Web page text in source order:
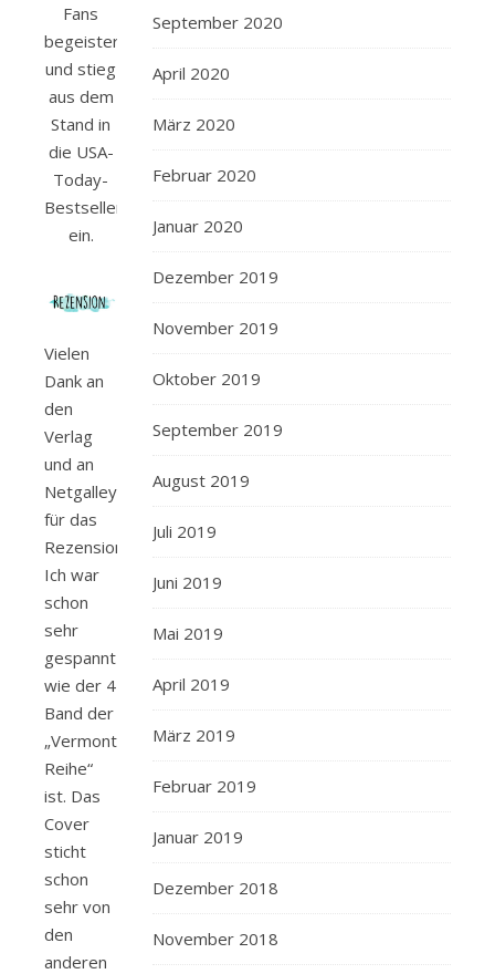
Fans
begeistern
und stieg
aus dem
Stand in
die USA-
Today-
Bestsellerliste
ein.
Vielen
Dank an
den
Verlag
und an
Netgalley
für das
Rezensionsexemplar.
Ich war
schon
sehr
gespannt
wie der 4
Band der
„Vermont
Reihe“
ist. Das
Cover
sticht
schon
sehr von
den
anderen
September 2020
April 2020
März 2020
Februar 2020
Januar 2020
Dezember 2019
November 2019
Oktober 2019
September 2019
August 2019
Juli 2019
Juni 2019
Mai 2019
April 2019
März 2019
Februar 2019
Januar 2019
Dezember 2018
November 2018